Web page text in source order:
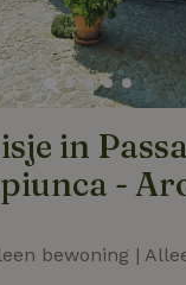
in
-
bewoning |